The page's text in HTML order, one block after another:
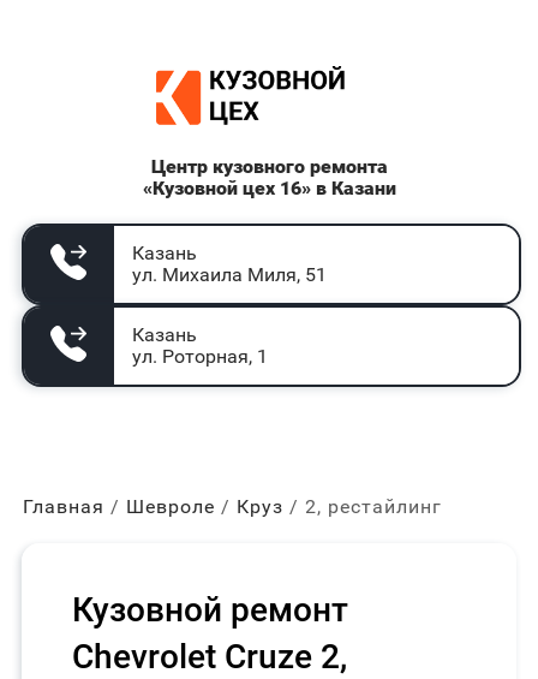
Центр кузовного ремонта
«Кузовной цех 16» в Казани
Казань
ул. Михаила Миля, 51
Казань
ул. Роторная, 1
Главная Шевроле Круз 2, рестайлинг
Кузовной ремонт
Chevrolet Cruze 2,